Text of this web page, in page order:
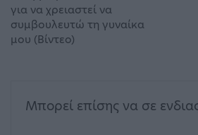
για να χρειαστεί να
συμβουλευτώ τη γυναίκα
μου (Βίντεο)
Μπορεί επίσης να σε